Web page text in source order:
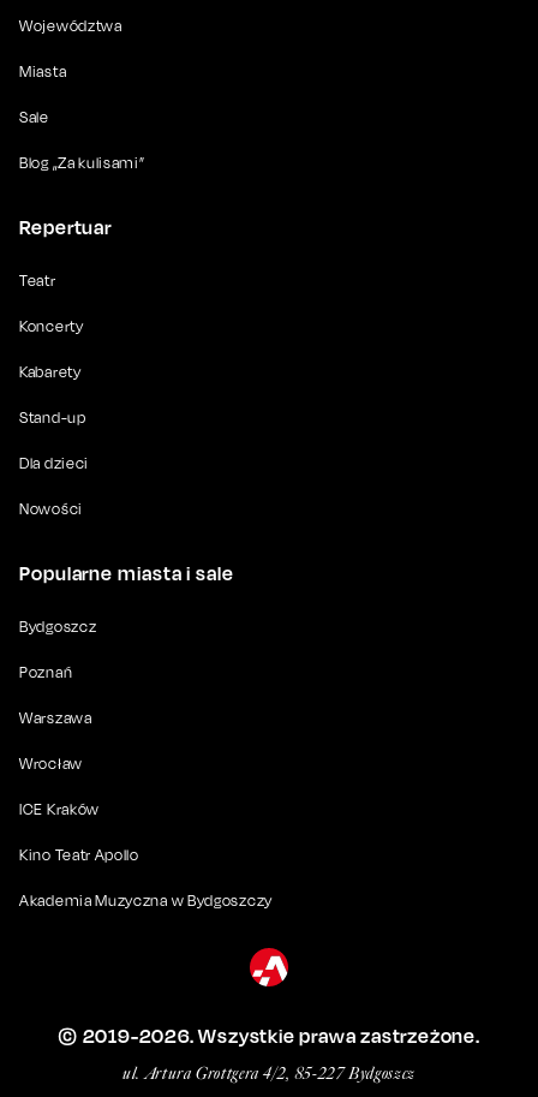
Województwa
Miasta
Sale
Blog „Za kulisami”
Repertuar
Teatr
Koncerty
Kabarety
Stand-up
Dla dzieci
Nowości
Popularne miasta i sale
Bydgoszcz
Poznań
Warszawa
Wrocław
ICE Kraków
Kino Teatr Apollo
Akademia Muzyczna w Bydgoszczy
© 2019-2026. Wszystkie prawa zastrzeżone.
ul. Artura Grottgera 4/2, 85-227 Bydgoszcz